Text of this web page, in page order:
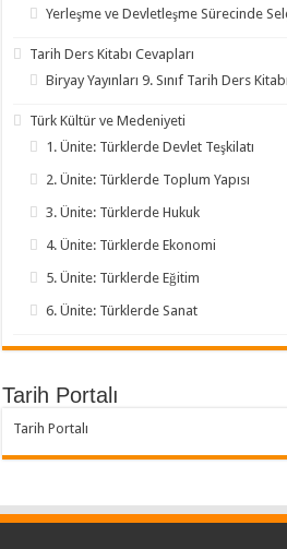
Yerleşme ve Devletleşme Sürecinde
Tarih Ders Kitabı Cevapları
Biryay Yayınları 9. Sınıf Tarih Ders
Türk Kültür ve Medeniyeti
1. Ünite: Türklerde Devlet Teşkilatı
2. Ünite: Türklerde Toplum Yapısı
3. Ünite: Türklerde Hukuk
4. Ünite: Türklerde Ekonomi
5. Ünite: Türklerde Eğitim
6. Ünite: Türklerde Sanat
Tarih Portalı
Tarih Portalı